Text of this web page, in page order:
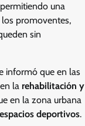
una
los promoventes,
sin
informó que en las
la rehabilitación y
en la zona urbana
espacios deportivos.